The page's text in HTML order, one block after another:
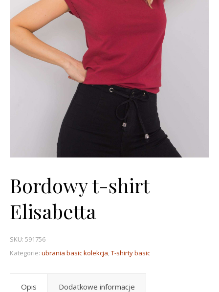
Bordowy t-shirt
Elisabetta
SKU: 591756
Kategorie: ubrania basic kolekcja,T-shirty basic
Opis Dodatkowe informacje